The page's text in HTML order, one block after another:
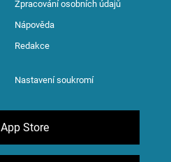
Zpracování osobních údajů
Nápověda
Redakce
Nastavení soukromí
App Store